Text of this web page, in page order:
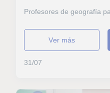
Profesores de geografía
ver más
31/07